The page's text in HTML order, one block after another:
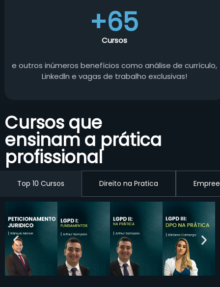
+65
Cursos
e outros inúmeros benefícios como análise de currículo,
Linkedln e vagas de trabalho exclusivas!
Cursos que
ensinam a prática
profissional
Top 10 Cursos Direito na Pratica